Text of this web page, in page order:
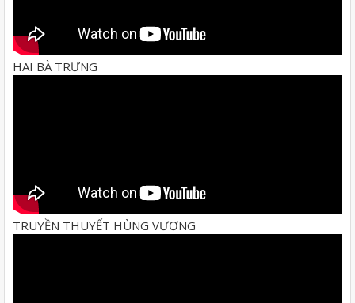
HAI BÀ TRƯNG
TRUYỀN THUYẾT HÙNG VƯƠNG